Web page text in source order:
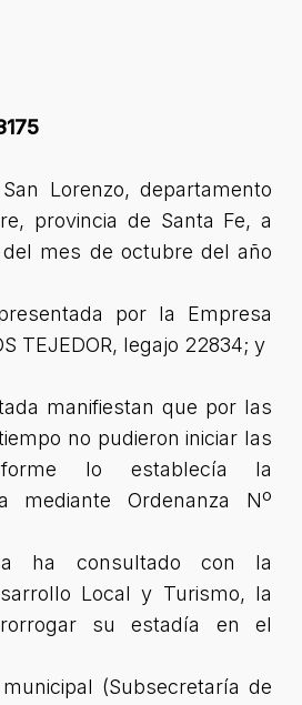
Lorenzo, departamento
provincia de Santa Fe, a
mes de octubre del año
por la Empresa
TEJEDOR, legajo 22834; y
manifiestan que por las
no pudieron iniciar las
lo establecía la
mediante Ordenanza Nº
ha consultado con la
Local y Turismo, la
su estadía en el
(Subsecretaría de